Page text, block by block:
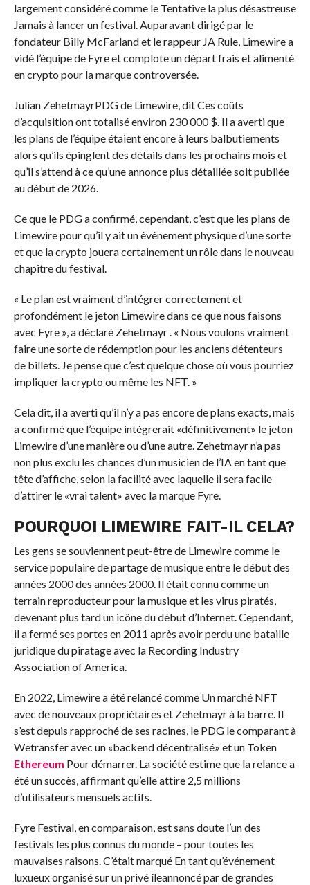
largement considéré comme le Tentative la plus désastreuse
Jamais à lancer un festival. Auparavant dirigé par le
fondateur Billy McFarland et le rappeur JA Rule, Limewire a
vidé l’équipe de Fyre et complote un départ frais et alimenté
en crypto pour la marque controversée.
Julian ZehetmayrPDG de Limewire, ditCes coûts
d’acquisition ont totalisé environ 230 000 $. Il a averti que
les plans de l’équipe étaient encore à leurs balbutiements
alors qu’ils épinglent des détails dans les prochains mois et
qu’il s’attend à ce qu’une annonce plus détaillée soit publiée
au début de 2026.
Ce que le PDG a confirmé, cependant, c’est que les plans de
Limewire pour qu’il y ait un événement physique d’une sorte
et que la crypto jouera certainement un rôle dans le nouveau
chapitre du festival.
« Le plan est vraiment d’intégrer correctement et
profondément le jeton Limewire dans ce que nous faisons
avec Fyre », a déclaré Zehetmayr . « Nous voulons vraiment
faire une sorte de rédemption pour les anciens détenteurs
de billets. Je pense que c’est quelque chose où vous pourriez
impliquer la crypto ou même les NFT. »
Cela dit, il a averti qu’il n’y a pas encore de plans exacts, mais
a confirmé que l’équipe intégrerait «définitivement» le jeton
Limewire d’une manière ou d’une autre. Zehetmayr n’a pas
non plus exclu les chances d’un musicien de l’IA en tant que
tête d’affiche, selon la facilité avec laquelle il sera facile
d’attirer le «vrai talent» avec la marque Fyre.
POURQUOI LIMEWIRE FAIT-IL CELA?
Les gens se souviennent peut-être de Limewire comme le
service populaire de partage de musique entre le début des
années 2000 des années 2000. Il était connu comme un
terrain reproducteur pour la musique et les virus piratés,
devenant plus tard un icônedu début d’Internet. Cependant,
il a fermé ses portes en 2011 après avoir perdu une bataille
juridique du piratage avec la Recording Industry
Association of America.
En 2022, Limewire a été relancé comme Un marché NFT
avec de nouveaux propriétaires et Zehetmayr à la barre. Il
s’est depuis rapproché de ses racines, le PDG le comparant à
Wetransfer avec un «backend décentralisé» et un Token
Ethereum Pour démarrer. La société estime que la relance a
été un succès, affirmant qu’elle attire 2,5 millions
d’utilisateurs mensuels actifs.
Fyre Festival, en comparaison, est sans doute l’un des
festivals les plus connus du monde – pour toutes les
mauvaises raisons. C’étaitmarquéEn tant qu’événement
luxueux organisé sur un privéîleannoncé par de grandes